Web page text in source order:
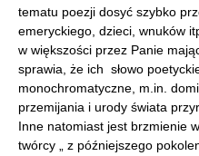
tematu poezji dosyć szybko
emeryckiego, dzieci, wnuków
w większości przez Panie
sprawia, że ich słowo
monochromatyczne, m.in.
przemijania i urody świata
Inne natomiast jest brzmienie
twórcy „ z późniejszego